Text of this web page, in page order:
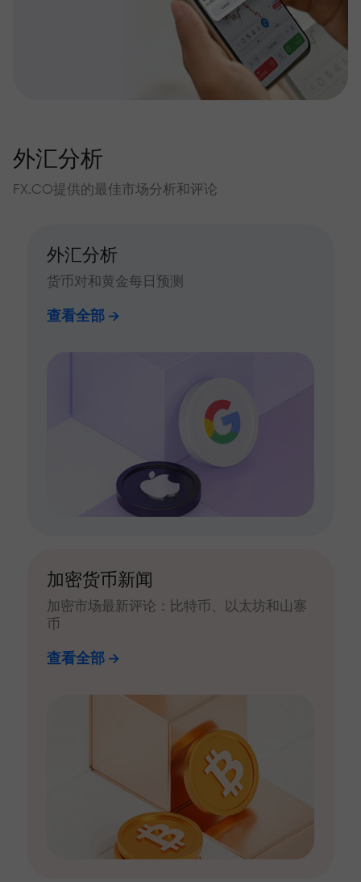
外汇分析
FX.CO提供的最佳市场分析和评论
外汇分析
货币对和黄金每日预测
查看全部
加密货币新闻
加密市场最新评论：比特币、以太坊和山寨
币
查看全部